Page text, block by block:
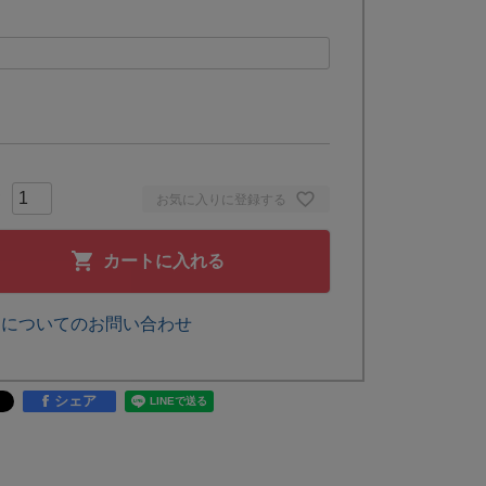
お気に入りに登録する
カートに入れる
ついてのお問い合わせ
シェア